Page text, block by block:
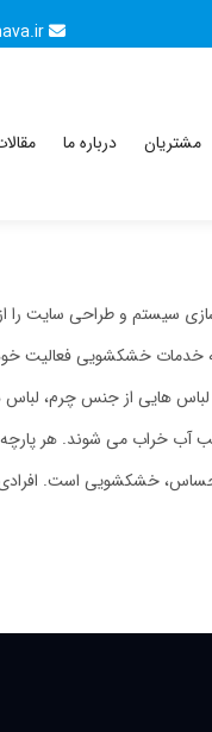
مشتریان درباره ما
سیستم و طراحی سایت را از
خدمات خشکشویی فعالیت
هایی از جنس چرم،
آب خراب می شوند. هر
خشکشویی است. افرادی